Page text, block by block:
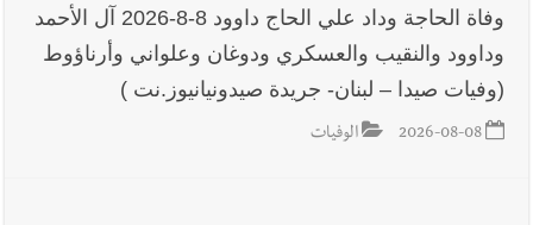
أخبار صيدا
بلدية صيدا ومؤسسة الحريري تعقدان الاجتماع
التشاوري الأول للمرصد الحضري
أخبار لبنان
خرق إسرائيلي في زوطر الغربية وساتر ترابي قبالة آخر
وفاة الحاجة وداد علي الحاج داوود 8-8-2026 آل الأحمد
وداوود والنقيب والعسكري ودوغان وعلواني وأرناؤوط
(وفيات صيدا – لبنان- جريدة صيدونيانيوز.نت )
2026-08-08 الوفيات